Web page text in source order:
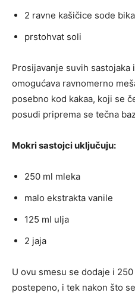
2 ravne kašičice sode
prstohvat soli
Prosijavanje suvih
omogućava ravnomerno
posebno kod kakaa, koji se
posudi priprema se tečna
Mokri sastojci uključuju:
250 ml mleka
malo ekstrakta vanile
125 ml ulja
2 jaja
U ovu smesu se dodaje i
postepeno, i tek nakon što